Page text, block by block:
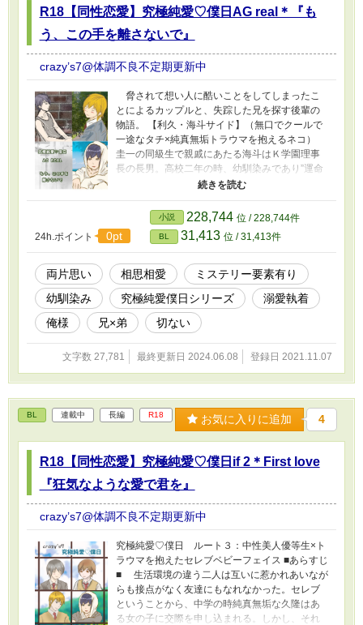
R18【同性恋愛】究極純愛♡僕日AG real＊『も
う、この手を離さないで』
crazy’s7@体調不良不定期更新中
脅されて想い人に酷いことをしてしまったこ
とによるカップルと、失踪した兄を探す後輩の
物語。 【利久・海斗サイド】（無口でクールで
一途なタチ×純真無垢トラウマを抱えるネコ）
圭一の同級生で親戚にあたる海斗はＫ学園理事
長の長男。高校二年の時、幼馴染みであり”運命
の恋人”でもある利久に告白をしようとしてい
た。誰が見ても両想いの二人、進展し恋人とと
なるはずだった。しかし海斗は脅され最愛の利
久に酷いことをしてしまい利久はそのことがト
ラウマに。海斗もまた、自分が傍にいると利久
に危害が及ぶかもしれないと一年以上避け続け
てきた。しかし、大学構内で再会。ふとしたき
っかけから恋人に（ＡＧより） 恋人になったは
いいが、利久がトラウマを抱えているため恋人
として進展することが出来ないでいた。自分で
どうにも出来ず行き詰った海斗は圭一に相談す
ることにしたのだが…。 【瀬戸サイド】（男女
関係なく魅了する見目麗しい俺様系男子） 瀬
戸はＡＧというゲーム内で出逢ったあるユーザ
年前に失踪してしまった兄の幼い頃にそっくり
だったからだ。詳しく話を聞こうとしたものの
ＡＧ内で問題が勃発。話しを聞くことが出来な
は、相手ユーザーの本名だけだった。僕日本編
では語られない、咲夜の妹の出生の秘密に迫る
───！ AGのリアル側の話。
24h.ポイント 0pt
小説 228,744 位 / 228,744件
BL 31,413 位 / 31,413件
両片思い 相思相愛
ミステリー要素有り
幼馴染み
究極純愛僕日シリーズ
溺愛執着
俺様
兄×弟 切ない
文字数 27,781 最終更新日 2024.06.08 登録日 2021.11.07
BL 連載中 長編 R18 お気に入りに追加 4
R18【同性恋愛】究極純愛♡僕日if 2＊First love
『狂気なような愛で君を』
crazy’s7@体調不良不定期更新中
究極純愛♡僕日 ルート３：中性美人優等生×ト
ラウマを抱えたセレブベビーフェイス ■あらすじ
■ 生活環境の違う二人は互いに惹かれあいなが
らも接点がなく友達にもなれなかった。セレブ
ということから、中学の時純真無垢な久隆はあ
る女の子に交際を申し込まれる。しかし、それ